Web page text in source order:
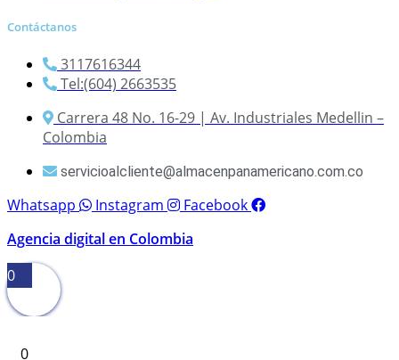
Contáctanos
3117616344
Tel:(604) 2663535
Carrera 48 No. 16-29 | Av. Industriales Medellin –
Colombia
servicioalcliente@almacenpanamericano.com.co
Whatsapp Instagram
Facebook
Agencia digital en Colombia
0
0